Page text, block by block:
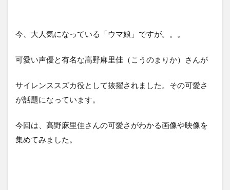
今、大人気になっている「ウマ娘」ですが。。。
可愛い声優と有名な高野麻里佳（こうのまりか）さんが
サイレンススズカ役として抜擢されました。その可愛さ
が話題になっています。
今回は、高野麻里佳さんの可愛さがわかる画像や映像を
集めてみました。